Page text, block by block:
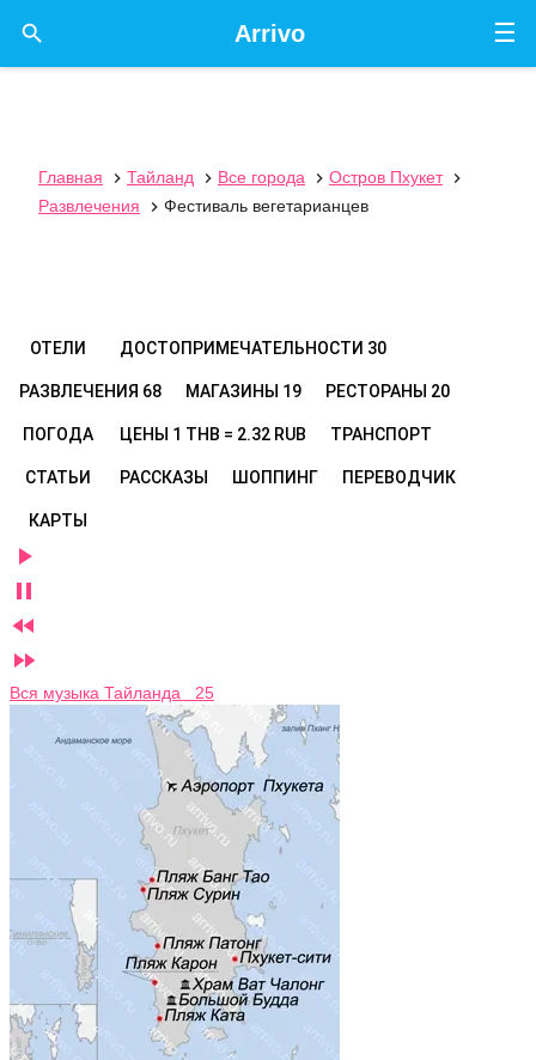
☰
Arrivo

Главная  Тайланд  Все города  Остров Пхукет

Развлечения
 Фестиваль вегетарианцев
ОТЕЛИ ДОСТОПРИМЕЧАТЕЛЬНОСТИ 30
РАЗВЛЕЧЕНИЯ 68 МАГАЗИНЫ 19 РЕСТОРАНЫ 20
ПОГОДА ЦЕНЫ 1 THB = 2.32 RUB ТРАНСПОРТ
СТАТЬИ РАССКАЗЫ ШОППИНГ ПЕРЕВОДЧИК
КАРТЫ




Вся музыка Тайланда 25